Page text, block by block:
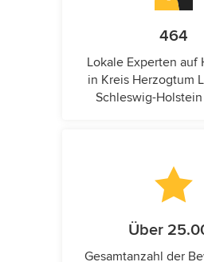
464
Lokale Experten auf
in Kreis Herzogtum
Schleswig-
Über
Gesamtanzahl der